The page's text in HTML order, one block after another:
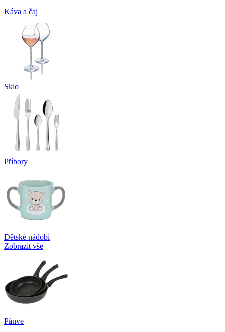
Káva a čaj
Sklo
Příbory
Dětské nádobí
Zobrazit vše
Pánve